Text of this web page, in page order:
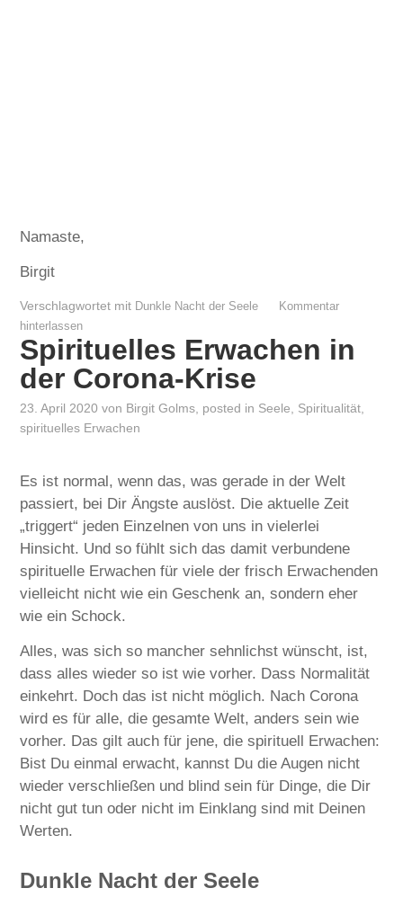
Namaste,
Birgit
Verschlagwortet mit Dunkle Nacht der Seele
Kommentar
hinterlassen
Spirituelles Erwachen in
der Corona-Krise
23. April 2020 von Birgit Golms , posted in Seele Spiritualität
spirituelles Erwachen
Es ist normal, wenn das, was gerade in der Welt
passiert, bei Dir Ängste auslöst. Die aktuelle Zeit
„triggert“ jeden Einzelnen von uns in vielerlei
Hinsicht. Und so fühlt sich das damit verbundene
spirituelle Erwachen für viele der frisch Erwachenden
vielleicht nicht wie ein Geschenk an, sondern eher
wie ein Schock.
Alles, was sich so mancher sehnlichst wünscht, ist,
dass alles wieder so ist wie vorher. Dass Normalität
einkehrt. Doch das ist nicht möglich. Nach Corona
wird es für alle, die gesamte Welt, anders sein wie
vorher. Das gilt auch für jene, die spirituell Erwachen:
Bist Du einmal erwacht, kannst Du die Augen nicht
wieder verschließen und blind sein für Dinge, die Dir
nicht gut tun oder nicht im Einklang sind mit Deinen
Werten.
Dunkle Nacht der Seele